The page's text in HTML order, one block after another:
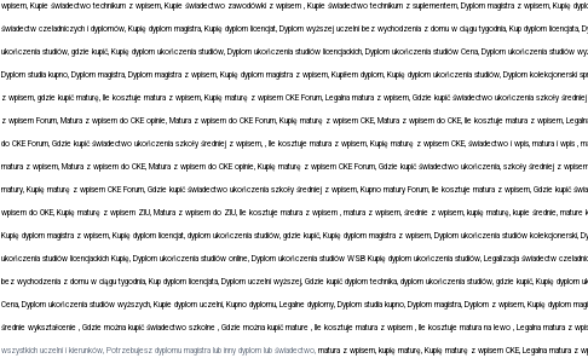
wpisem, Kupie świadectwo technikum z wpisem, Kupie świadectwo zawodówki z wpisem , Kupie świadectwo technikum z suplementem, Dyplom magistra z wpisem, Kupię
świadectw czeladniczych i dyplomów, Kupię dyplom magistra, Kupię dyplom licencjat, Dyplom wyższej uczelni bez wychodzenia z domu w ciągu tygodnia, Kup dyplom licencjata,
ukończenia studiów, gdzie kupić, Kupię dyplom ukończenia studiów, Dyplom ukończenia studiów licencjackich, Dyplom ukończenia studiów Cena, Dyplom ukończenia studiów
Dyplom studia kupno, Dyplom magistra, Dyplom magistra z wpisem, Kupię dyplom magistra z wpisem, Kupiłem dyplom, Kupię dyplom ukończenia studiów, Dyplom kolekcjonerski
z wpisem, gdzie kupić maturę, Ile kosztuje matura z wpisem, Kupię maturę z wpisem CKE Forum, Legalna matura z wpisem, Gdzie kupić świadectwo ukończenia szkoły
z wpisem Forum, Matura z wpisem do CKE opinie, Matura z wpisem do CKE Forum, Kupię maturę z wpisem CKE, Matura z wpisem do CKE, Ile kosztuje matura z wpisem,
do CKE Forum, Gdzie kupić świadectwo ukończenia szkoły średniej z wpisem, , Ile kosztuje matura z wpisem, Kupię maturę z wpisem CKE, świadectwo i wpis, matura i wpis ,
matura z wpisem, Matura z wpisem do CKE, Matura z wpisem do CKE opinie, Kupię maturę z wpisem CKE Forum, Gdzie kupić świadectwo ukończenia, szkoły średniej z
matury, Kupię maturę z wpisem CKE Forum, Gdzie kupić świadectwo ukończenia szkoły średniej z wpisem, Kupno matury Forum, Ile kosztuje matura z wpisem, Gdzie kupić
wpisem do OKE, Kupię maturę z wpisem ZIU, Matura z wpisem do ZIU, Ile kosztuje matura z wpisem , matura z wpisem, średnie z wpisem, kupię maturę, kupie średnie,
Kupię dyplom magistra z wpisem, Kupię dyplom licencjat, dyplom ukończenia studiów, gdzie kupić, Kupię dyplom magistra z wpisem, Dyplom ukończenia studiów
ukończenia studiów licencjackich Kupię, Dyplom ukończenia studiów online, Dyplom ukończenia studiów WSB Kupię dyplom ukończenia studiów, Legalizacja świadectw
bez wychodzenia z domu w ciągu tygodnia, Kup dyplom licencjata, Dyplom uczelni wyższej, Gdzie kupić dyplom technika, dyplom ukończenia studiów, gdzie kupić, Kupię
Cena, Dyplom ukończenia studiów wyższych, Kupie dyplom uczelni, Kupno dyplomu, Legalne dyplomy, Dyplom studia kupno, Dyplom magistra, Dyplom z wpisem, Kupię dyplom
średnie wykształcenie , Gdzie można kupić świadectwo szkolne , Gdzie można kupić mature , Ile kosztuje matura z wpisem , Ile kosztuje matura na lewo , Legalna matura z
wszystkich uczelni i kierunków, Potrzebujesz dyplomu magistra lub inny dyplom lub świadectwo, matura z wpisem, kupię maturę, Kupię maturę z wpisem CKE, Legalna matura z